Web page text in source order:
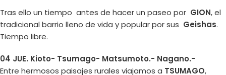
Tras ello un tiempo antes de hacer un paseo por GION, el
tradicional barrio lleno de vida y popular por sus Geishas.
Tiempo libre.
04 JUE. Kioto- Tsumago- Matsumoto.- Nagano.-
Entre hermosos paisajes rurales viajamos a TSUMAGO,